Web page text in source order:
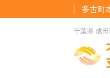
千葉県 成
多古町